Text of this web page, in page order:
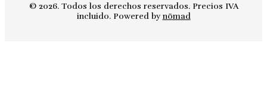
© 2026. Todos los derechos reservados. Precios IVA
incluido. Powered bynömad